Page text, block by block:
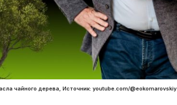
чайного дерева, Источник: youtube.com/@eokomarovskiy